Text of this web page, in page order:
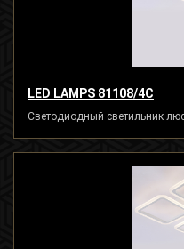
LED LAMPS 81108/4C
Светодиодный светильник